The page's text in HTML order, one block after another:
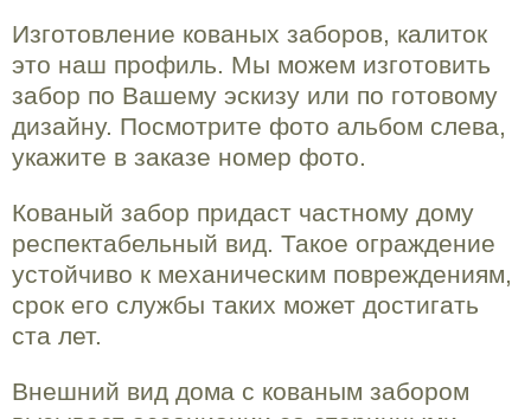
Изготовление кованых заборов, калиток
это наш профиль. Мы можем изготовить
забор по Вашему эскизу или по готовому
дизайну. Посмотрите фото альбом слева,
укажите в заказе номер фото.
Кованый забор придаст частному дому
респектабельный вид. Такое ограждение
устойчиво к механическим повреждениям,
срок его службы таких может достигать
ста лет.
Внешний вид дома с кованым забором